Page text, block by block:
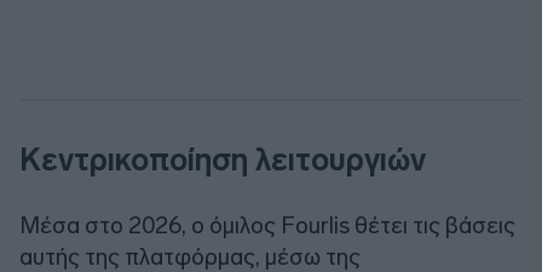
Κεντρικοποίηση λειτουργιών
Μέσα στο 2026, ο όμιλος Fourlis θέτει τις βάσεις
αυτής της πλατφόρμας, μέσω της